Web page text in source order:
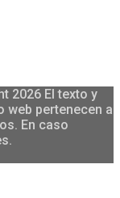
2026 El texto y
web pertenecen a
En caso